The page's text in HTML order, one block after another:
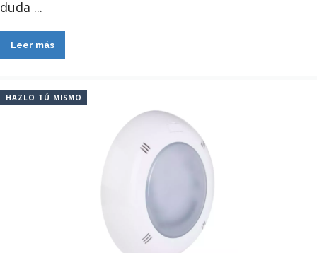
duda ...
Leer más
HAZLO TÚ MISMO